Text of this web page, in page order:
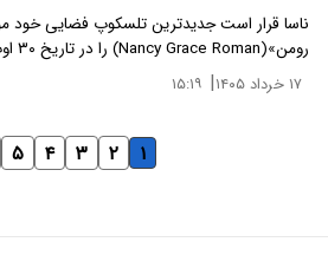
ناسا قرار است جدیدترین تلسکوپ فضایی خود
رومن»(Nancy Grace Roman) را در تاریخ ۳۰ اوت ۲۰۲۶(۸ شهریور…
۱۷ خرداد ۱۴۰۵ | ۱۵:۱۹
۱ ۲ ۳ ۴ ۵